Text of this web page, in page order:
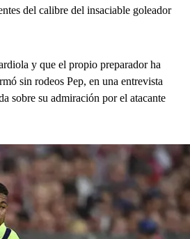
del calibre del insaciable goleador
y que el propio preparador ha
sin rodeos Pep, en una entrevista
sobre su admiración por el atacante